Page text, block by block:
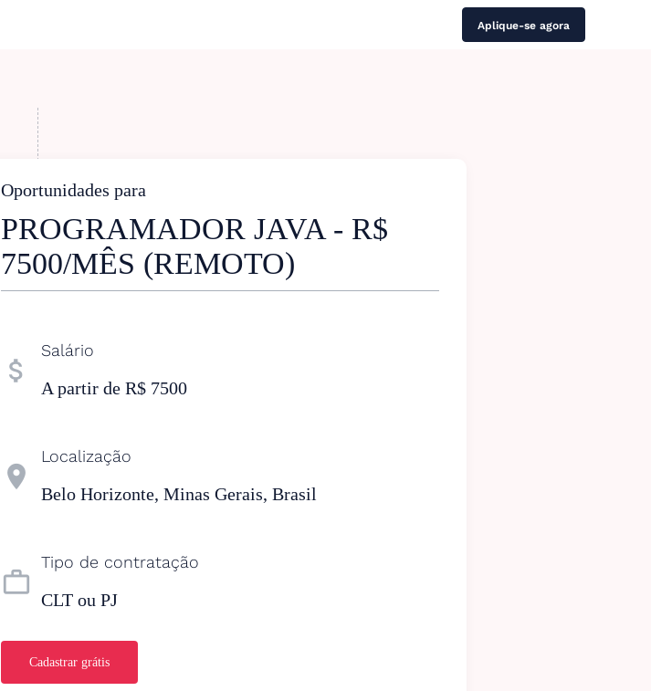
Aplique-se agora
Oportunidades para
PROGRAMADOR JAVA - R$
7500/MÊS (REMOTO)
attach_money
Salário
A partir de R$ 7500
location_on
Localização
Belo Horizonte, Minas Gerais, Brasil
work_outline
Tipo de contratação
CLT ou PJ
Cadastrar grátis